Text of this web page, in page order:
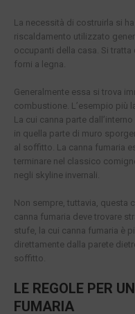
La necessità di costruirla si
riscaldamento utilizzato
occupanti della casa. Si
forni a legna.
Generalmente essa si trova
combustione. L’esempio più
La cui canna parte
in quella parte di muro
al soffitto. La canna fumaria
terminare nel classico
negli skyline invernali.
Non sempre, tuttavia, questa
canna fumaria deve trovare
stufe, la cui canna fumaria è
direttamente dalla parete
soffitto.
LE REGOLE PER
FUMARIA